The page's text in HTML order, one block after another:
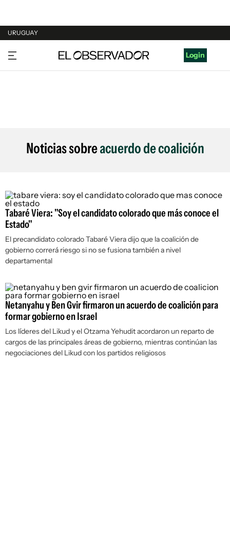
URUGUAY
URUGUAY
ARGENTINA
Login
Noticias sobreacuerdo de coalición
Tabaré Viera: "Soy el candidato colorado que más conoce el
Estado"
El precandidato colorado Tabaré Viera dijo que la coalición de
gobierno correrá riesgo si no se fusiona también a nivel
departamental
Netanyahu y Ben Gvir firmaron un acuerdo de coalición para
formar gobierno en Israel
Los líderes del Likud y el Otzama Yehudit acordaron un reparto de
cargos de las principales áreas de gobierno, mientras continúan las
negociaciones del Likud con los partidos religiosos